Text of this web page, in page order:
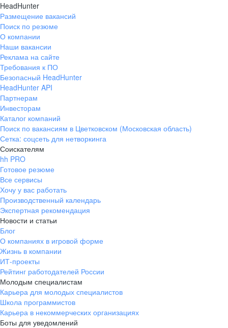
HeadHunter
Размещение вакансий
Поиск по резюме
О компании
Наши вакансии
Реклама на сайте
Требования к ПО
Безопасный HeadHunter
HeadHunter API
Партнерам
Инвесторам
Каталог компаний
Поиск по вакансиям в Цветковском (Московская область)
Сетка: соцсеть для нетворкинга
Соискателям
hh PRO
Готовое резюме
Все сервисы
Хочу у вас работать
Производственный календарь
Экспертная рекомендация
Новости и статьи
Блог
О компаниях в игровой форме
Жизнь в компании
ИТ-проекты
Рейтинг работодателей России
Молодым специалистам
Карьера для молодых специалистов
Школа программистов
Карьера в некоммерческих организациях
Боты для уведомлений